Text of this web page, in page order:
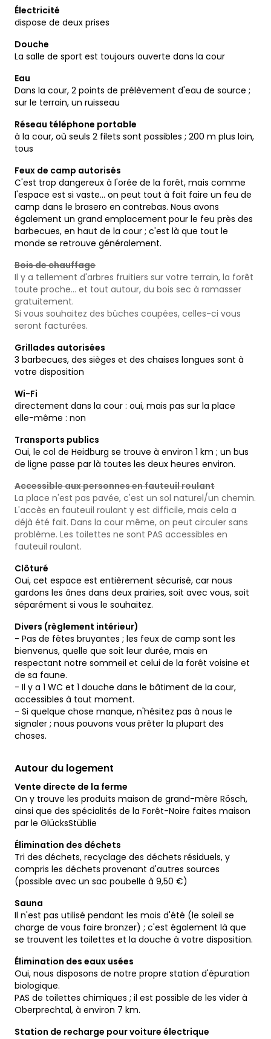
Électricité
dispose de deux prises
Douche
La salle de sport est toujours ouverte dans la cour
Eau
Dans la cour, 2 points de prélèvement d'eau de source ;
sur le terrain, un ruisseau
Réseau téléphone portable
à la cour, où seuls 2 filets sont possibles ; 200 m plus loin,
tous
Feux de camp autorisés
C'est trop dangereux à l'orée de la forêt, mais comme
l'espace est si vaste... on peut tout à fait faire un feu de
camp dans le brasero en contrebas. Nous avons
également un grand emplacement pour le feu près des
barbecues, en haut de la cour ; c'est là que tout le
monde se retrouve généralement.
Bois de chauffage
Il y a tellement d'arbres fruitiers sur votre terrain, la forêt
toute proche… et tout autour, du bois sec à ramasser
gratuitement.
Si vous souhaitez des bûches coupées, celles-ci vous
seront facturées.
Grillades autorisées
3 barbecues, des sièges et des chaises longues sont à
votre disposition
Wi-Fi
directement dans la cour : oui, mais pas sur la place
elle-même : non
Transports publics
Oui, le col de Heidburg se trouve à environ 1 km ; un bus
de ligne passe par là toutes les deux heures environ.
Accessible aux personnes en fauteuil roulant
La place n'est pas pavée, c'est un sol naturel/un chemin.
L'accès en fauteuil roulant y est difficile, mais cela a
déjà été fait. Dans la cour même, on peut circuler sans
problème. Les toilettes ne sont PAS accessibles en
fauteuil roulant.
Clôturé
Oui, cet espace est entièrement sécurisé, car nous
gardons les ânes dans deux prairies, soit avec vous, soit
séparément si vous le souhaitez.
Divers (règlement intérieur)
- Pas de fêtes bruyantes ; les feux de camp sont les
bienvenus, quelle que soit leur durée, mais en
respectant notre sommeil et celui de la forêt voisine et
de sa faune.
- Il y a 1 WC et 1 douche dans le bâtiment de la cour,
accessibles à tout moment.
- Si quelque chose manque, n'hésitez pas à nous le
signaler ; nous pouvons vous prêter la plupart des
choses.
Autour du logement
Vente directe de la ferme
On y trouve les produits maison de grand-mère Rösch,
ainsi que des spécialités de la Forêt-Noire faites maison
par le GlücksStüblie
Élimination des déchets
Tri des déchets, recyclage des déchets résiduels, y
compris les déchets provenant d'autres sources
(possible avec un sac poubelle à 9,50 €)
Sauna
Il n'est pas utilisé pendant les mois d'été (le soleil se
charge de vous faire bronzer) ; c'est également là que
se trouvent les toilettes et la douche à votre disposition.
Élimination des eaux usées
Oui, nous disposons de notre propre station d'épuration
biologique.
PAS de toilettes chimiques ; il est possible de les vider à
Oberprechtal, à environ 7 km.
Station de recharge pour voiture électrique